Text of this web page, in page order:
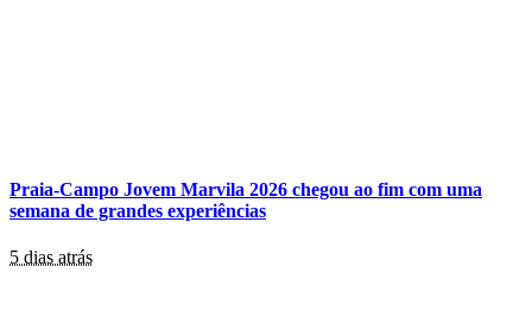
Praia-Campo Jovem Marvila 2026 chegou ao fim com uma
semana de grandes experiências
5 dias atrás